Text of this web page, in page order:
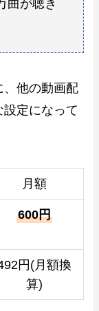
曲が聴き
、他の動画配
定になって
月額
600円
円(月額換
算)